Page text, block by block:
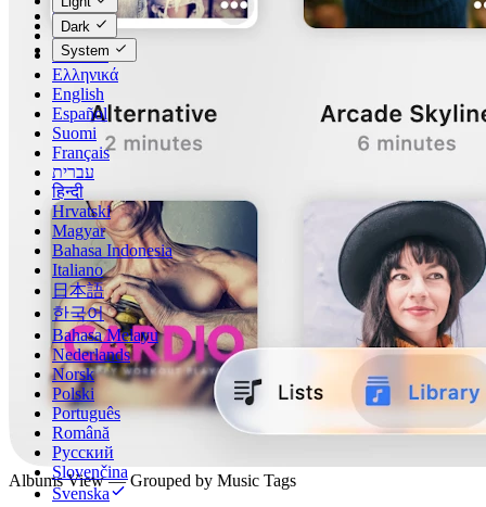
Čeština
Dansk
Deutsch
Ελληνικά
English
Español
Suomi
Français
עברית
हिन्दी
Hrvatski
Magyar
Bahasa Indonesia
Italiano
日本語
한국어
Bahasa Melayu
Nederlands
Norsk
Polski
Português
Română
Русский
Slovenčina
Svenska
Dark
System
Albums View — Grouped by Music Tags